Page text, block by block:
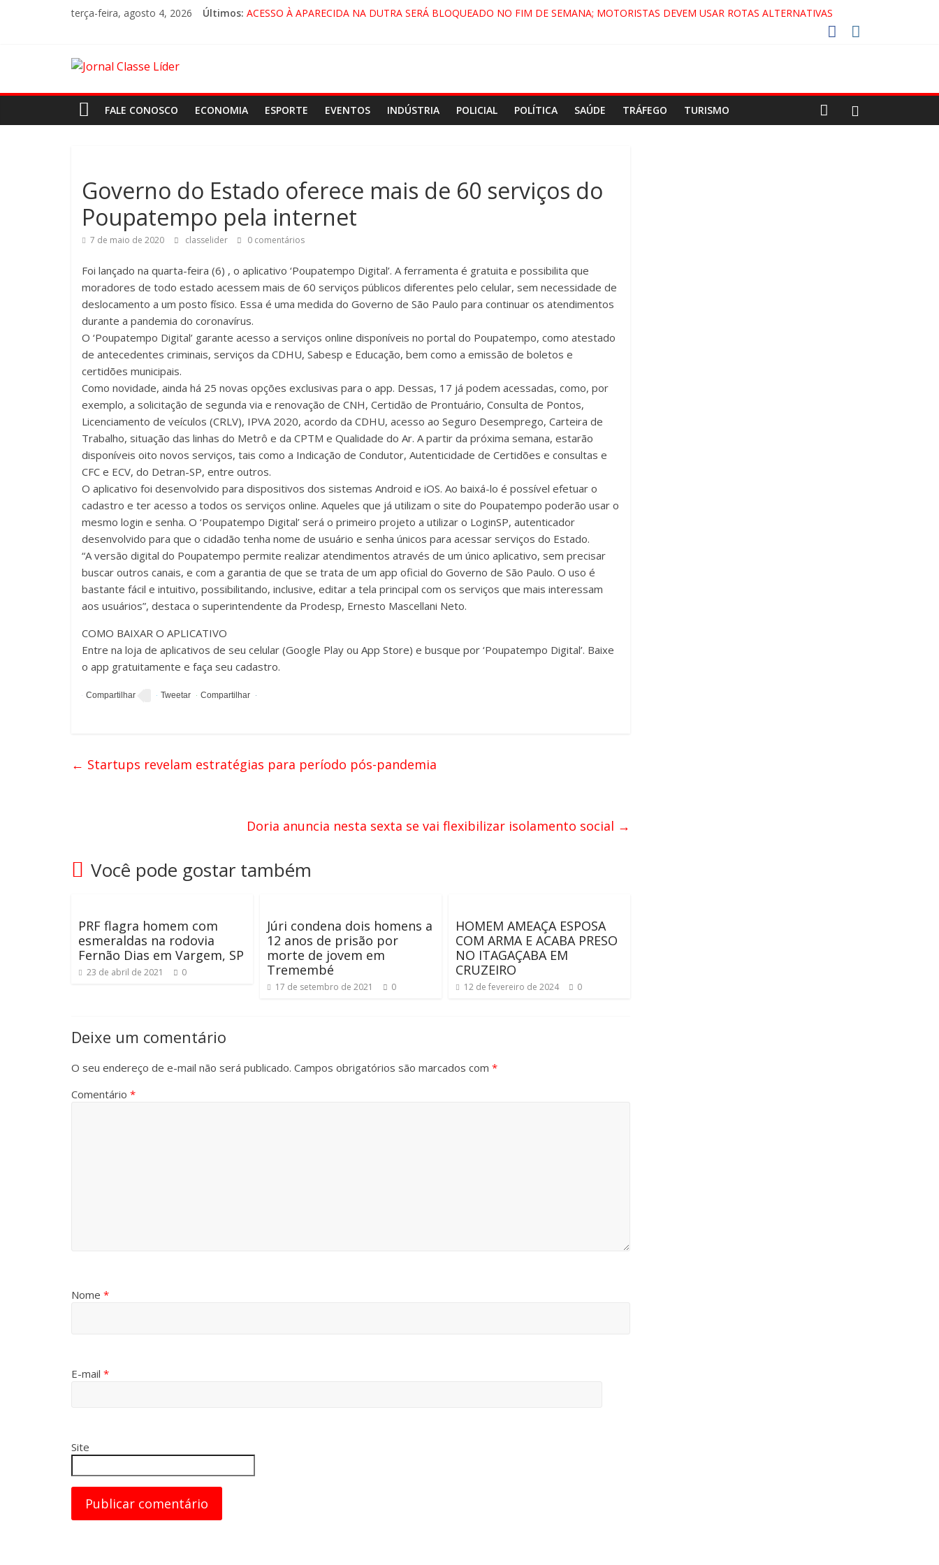
terça-feira, agosto 4, 2026 Últimos: ACESSO À APARECIDA NA DUTRA SERÁ BLOQUEADO NO FIM DE SEMANA; MOTORISTAS DEVEM USAR ROTAS ALTERNATIVAS
FALE CONOSCO ECONOMIA ESPORTE EVENTOS INDÚSTRIA POLICIAL POLÍTICA SAÚDE TRÁFEGO TURISMO
Governo do Estado oferece mais de 60 serviços do
Poupatempo pela internet
7 de maio de 2020 classelider 0 comentários
Foi lançado na quarta-feira (6) , o aplicativo ‘Poupatempo Digital’. A ferramenta é gratuita e possibilita que
moradores de todo estado acessem mais de 60 serviços públicos diferentes pelo celular, sem necessidade de
deslocamento a um posto físico. Essa é uma medida do Governo de São Paulo para continuar os atendimentos
durante a pandemia do coronavírus.
O ‘Poupatempo Digital’ garante acesso a serviços online disponíveis no portal do Poupatempo, como atestado
de antecedentes criminais, serviços da CDHU, Sabesp e Educação, bem como a emissão de boletos e
certidões municipais.
Como novidade, ainda há 25 novas opções exclusivas para o app. Dessas, 17 já podem acessadas, como, por
exemplo, a solicitação de segunda via e renovação de CNH, Certidão de Prontuário, Consulta de Pontos,
Licenciamento de veículos (CRLV), IPVA 2020, acordo da CDHU, acesso ao Seguro Desemprego, Carteira de
Trabalho, situação das linhas do Metrô e da CPTM e Qualidade do Ar. A partir da próxima semana, estarão
disponíveis oito novos serviços, tais como a Indicação de Condutor, Autenticidade de Certidões e consultas e
CFC e ECV, do Detran-SP, entre outros.
O aplicativo foi desenvolvido para dispositivos dos sistemas Android e iOS. Ao baixá-lo é possível efetuar o
cadastro e ter acesso a todos os serviços online. Aqueles que já utilizam o site do Poupatempo poderão usar o
mesmo login e senha. O ‘Poupatempo Digital’ será o primeiro projeto a utilizar o LoginSP, autenticador
desenvolvido para que o cidadão tenha nome de usuário e senha únicos para acessar serviços do Estado.
“A versão digital do Poupatempo permite realizar atendimentos através de um único aplicativo, sem precisar
buscar outros canais, e com a garantia de que se trata de um app oficial do Governo de São Paulo. O uso é
bastante fácil e intuitivo, possibilitando, inclusive, editar a tela principal com os serviços que mais interessam
aos usuários”, destaca o superintendente da Prodesp, Ernesto Mascellani Neto.
COMO BAIXAR O APLICATIVO
Entre na loja de aplicativos de seu celular (Google Play ou App Store) e busque por ‘Poupatempo Digital’. Baixe
o app gratuitamente e faça seu cadastro.
← Startups revelam estratégias para período pós-pandemia
Doria anuncia nesta sexta se vai flexibilizar isolamento social →
Você pode gostar também
PRF flagra homem com
esmeraldas na rodovia
Fernão Dias em Vargem, SP
23 de abril de 2021 0
Júri condena dois homens a
12 anos de prisão por
morte de jovem em
Tremembé
17 de setembro de 2021 0
HOMEM AMEAÇA ESPOSA
COM ARMA E ACABA PRESO
NO ITAGAÇABA EM
CRUZEIRO
12 de fevereiro de 2024 0
Deixe um comentário
O seu endereço de e-mail não será publicado. Campos obrigatórios são marcados com *
Comentário *
Nome *
E-mail *
Site